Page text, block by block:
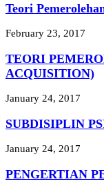
Teori
February 23, 2017
TEORI
ACQUISITION)
January 24, 2017
SUBDISIPLIN
January 24, 2017
PENGERTIAN